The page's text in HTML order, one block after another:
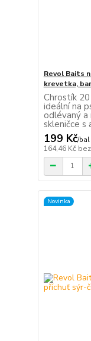
Revol Baits
krevetka,
Chrostík
ideální na
odlévaný a
skleničce s
199 Kč/bal
164,46 Kč
Novinka